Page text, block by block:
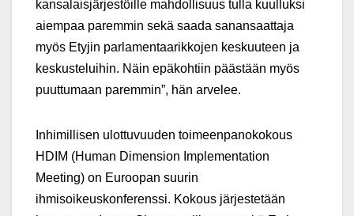
kansalaisjärjestöille mahdollisuus tulla kuulluksi
aiempaa paremmin sekä saada sanansaattaja
myös Etyjin parlamentaarikkojen keskuuteen ja
keskusteluihin. Näin epäkohtiin päästään myös
puuttumaan paremmin”, hän arvelee.
Inhimillisen ulottuvuuden toimeenpanokokous
HDIM (Human Dimension Implementation
Meeting) on Euroopan suurin
ihmisoikeuskonferenssi. Kokous järjestetään